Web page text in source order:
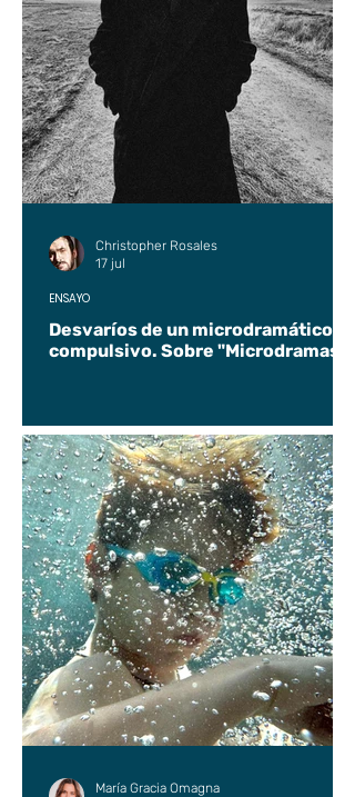
Desvaríos de un microdramático
compulsivo. Sobre "Microdramas".
ENSAYO
Christopher Rosales
17 jul
María Gracia Omagna